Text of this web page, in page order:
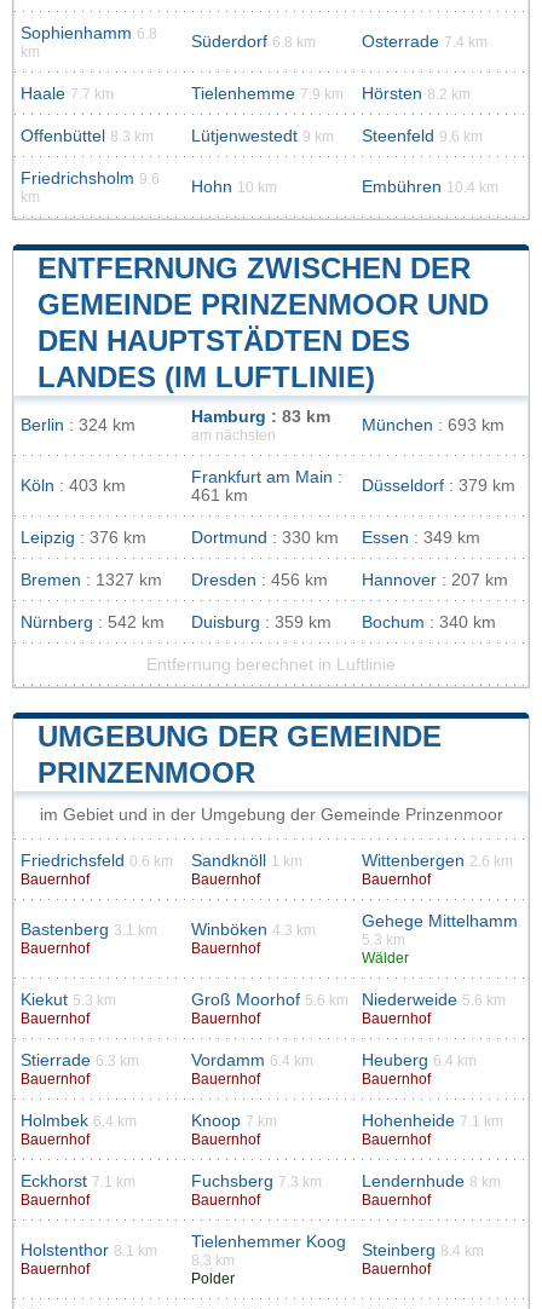
Sophienhamm 6.8
km
Süderdorf 6.8 km Osterrade 7.4 km
Haale 7.7 km Tielenhemme 7.9 km Hörsten 8.2 km
Offenbüttel 8.3 km Lütjenwestedt 9 km Steenfeld 9.6 km
Friedrichsholm 9.6
km
Hohn 10 km Embühren 10.4 km
ENTFERNUNG ZWISCHEN DER
GEMEINDE PRINZENMOOR UND
DEN HAUPTSTÄDTEN DES
LANDES (IM LUFTLINIE)
Berlin : 324 km Hamburg : 83 km
am nächsten
München : 693 km
Köln : 403 km Frankfurt am Main :
461 km
Düsseldorf : 379 km
Leipzig : 376 km Dortmund : 330 km Essen : 349 km
Bremen : 1327 km Dresden : 456 km Hannover : 207 km
Nürnberg : 542 km Duisburg : 359 km Bochum : 340 km
Entfernung berechnet in Luftlinie
UMGEBUNG DER GEMEINDE
PRINZENMOOR
im Gebiet und in der Umgebung der Gemeinde Prinzenmoor
Friedrichsfeld 0.6 km
Bauernhof
Sandknöll 1 km
Bauernhof
Wittenbergen 2.6 km
Bauernhof
Bastenberg 3.1 km
Bauernhof
Winböken 4.3 km
Bauernhof
Gehege Mittelhamm
5.3 km
Wälder
Kiekut 5.3 km
Bauernhof
Groß Moorhof 5.6 km
Bauernhof
Niederweide 5.6 km
Bauernhof
Stierrade 6.3 km
Bauernhof
Vordamm 6.4 km
Bauernhof
Heuberg 6.4 km
Bauernhof
Holmbek 6.4 km
Bauernhof
Knoop 7 km
Bauernhof
Hohenheide 7.1 km
Bauernhof
Eckhorst 7.1 km
Bauernhof
Fuchsberg 7.3 km
Bauernhof
Lendernhude 8 km
Bauernhof
Holstenthor 8.1 km
Bauernhof
Tielenhemmer Koog
8.3 km
Polder
Steinberg 8.4 km
Bauernhof